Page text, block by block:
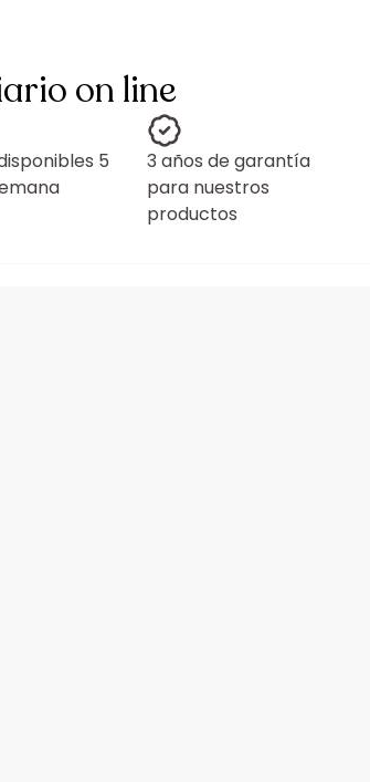
on line
5
3 años de garantía
para nuestros
productos